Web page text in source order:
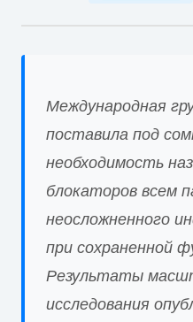
Международная
поставила под
необходимость
блокаторов всем
неосложненного
при сохраненной
Результаты
исследования